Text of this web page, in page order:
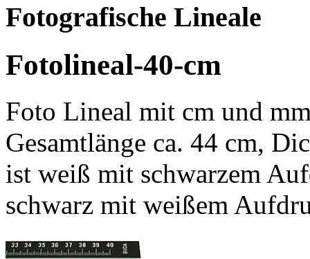
Fotografische Lineale
Fotolineal-40-cm
Foto Lineal mit cm und
Gesamtlänge ca. 44 cm,
ist weiß mit schwarzem
schwarz mit weißem